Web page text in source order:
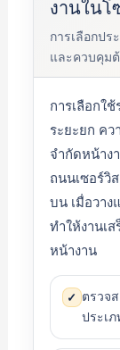
งานใน
การเลือกป
และควบคุม
การเลือกใ
ระยะยก ค
จำกัดหน้าง
ถนนเซอร์วิ
บน เมื่อวา
ทำให้งานเ
หน้างาน
✓ ตรวจ
ประเภ